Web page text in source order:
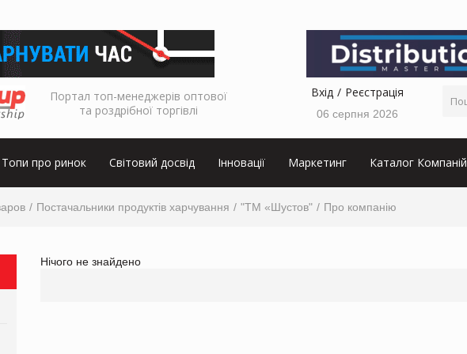
Портал топ-менеджерів оптової
та роздрібної торгівлі
Вхід Реєстрація
06 серпня 2026
Топи про ринок Світовий досвід Інновації Маркетинг Каталог Компаній
Постачальники продуктів харчування "ТМ «Шустов" Про компанію
Нічого не знайдено